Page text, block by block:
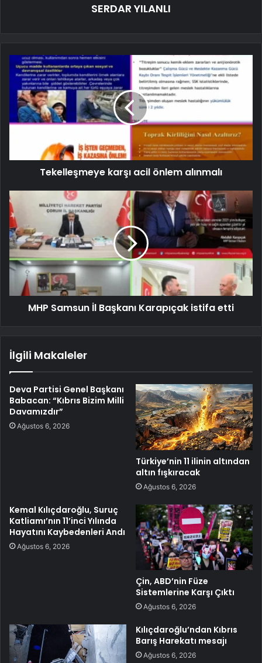
SERDAR YILANLI
Tekelleşmeye karşı acil önlem alınmalı
MHP Samsun İl Başkanı Karapıçak istifa etti
İlgili Makaleler
Deva Partisi Genel Başkanı
Babacan: “Kıbrıs Bizim Milli
Davamızdır”
Ağustos 6, 2026
Türkiye’nin 11 ilinin altından
altın fışkıracak
Ağustos 6, 2026
Kemal Kılıçdaroğlu, Suruç
Katliamı’nın 11’inci Yılında
Hayatını Kaybedenleri Andı
Ağustos 6, 2026
Çin, ABD’nin Füze
Sistemlerine Karşı Çıktı
Ağustos 6, 2026
Kılıçdaroğlu’ndan Kıbrıs
Barış Harekatı mesajı
Ağustos 6, 2026